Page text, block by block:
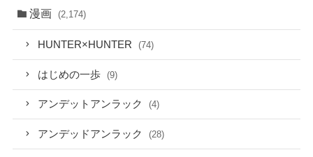
漫画 (2,174)
HUNTER×HUNTER (74)
はじめの一歩 (9)
アンデットアンラック (4)
アンデッドアンラック (28)